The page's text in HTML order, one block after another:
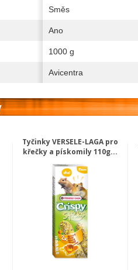
Směs
Ano
1000 g
Avicentra
Tyčinky VERSELE-LAGA pro
křečky a pískomily 110g...